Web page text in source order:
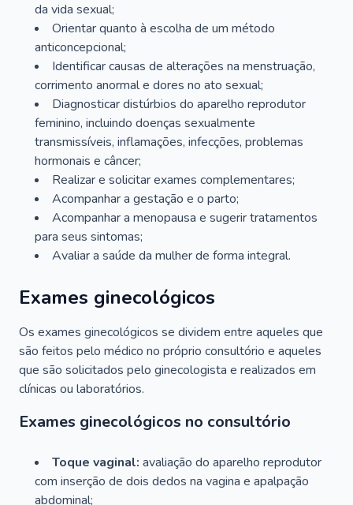
da vida sexual;
Orientar quanto à escolha de um método
anticoncepcional;
Identificar causas de alterações na menstruação,
corrimento anormal e dores no ato sexual;
Diagnosticar distúrbios do aparelho reprodutor
feminino, incluindo doenças sexualmente
transmissíveis, inflamações, infecções, problemas
hormonais e câncer;
Realizar e solicitar exames complementares;
Acompanhar a gestação e o parto;
Acompanhar a menopausa e sugerir tratamentos
para seus sintomas;
Avaliar a saúde da mulher de forma integral.
Exames ginecológicos
Os exames ginecológicos se dividem entre aqueles que
são feitos pelo médico no próprio consultório e aqueles
que são solicitados pelo ginecologista e realizados em
clínicas ou laboratórios.
Exames ginecológicos no consultório
Toque vaginal: avaliação do aparelho reprodutor
com inserção de dois dedos na vagina e apalpação
abdominal;